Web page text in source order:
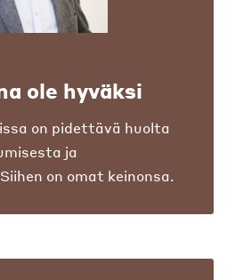
ole hyväksi
on pidettävä huolta
ja
on omat keinonsa.